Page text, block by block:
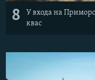
8
У входа на
квас